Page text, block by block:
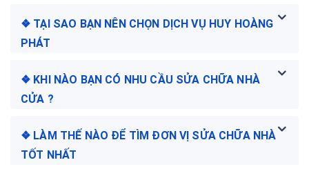
❖ TẠI SAO BẠN NÊN CHỌN DỊCH VỤ HUY HOÀNG
PHÁT
❖ KHI NÀO BẠN CÓ NHU CẦU SỬA CHỮA NHÀ
CỬA ?
❖ LÀM THẾ NÀO ĐỂ TÌM ĐƠN VỊ SỬA CHỮA NHÀ
TỐT NHẤT